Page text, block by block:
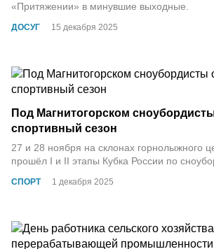
ДОСУГ 15 декабря 2025
«Притяжении» в минувшие выходные.
СПОРТ 1 декабря 2025
Под Магнитогорском
спортивный сезон
27 и 28 ноября на склонах горнолыжного
прошёл I и II этапы Кубка России по